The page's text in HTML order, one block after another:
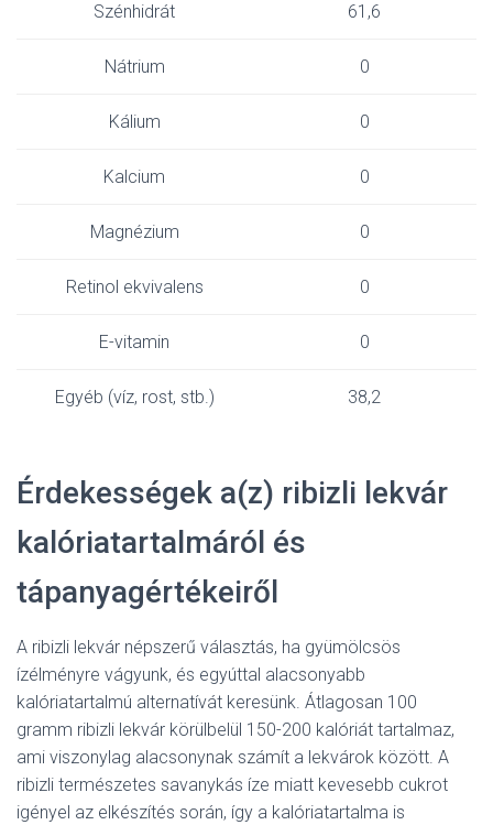
Szénhidrát 61,6
Nátrium 0
Kálium 0
Kalcium 0
Magnézium 0
Retinol ekvivalens 0
E-vitamin 0
Egyéb (víz, rost, stb.) 38,2
Érdekességek a(z) ribizli lekvár
kalóriatartalmáról és
tápanyagértékeiről
A ribizli lekvár népszerű választás, ha gyümölcsös
ízélményre vágyunk, és egyúttal alacsonyabb
kalóriatartalmú alternatívát keresünk. Átlagosan 100
gramm ribizli lekvár körülbelül 150-200 kalóriát tartalmaz,
ami viszonylag alacsonynak számít a lekvárok között. A
ribizli természetes savanykás íze miatt kevesebb cukrot
igényel az elkészítés során, így a kalóriatartalma is